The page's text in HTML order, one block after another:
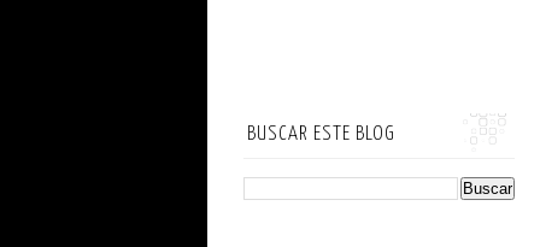
BUSCAR ESTE BLOG